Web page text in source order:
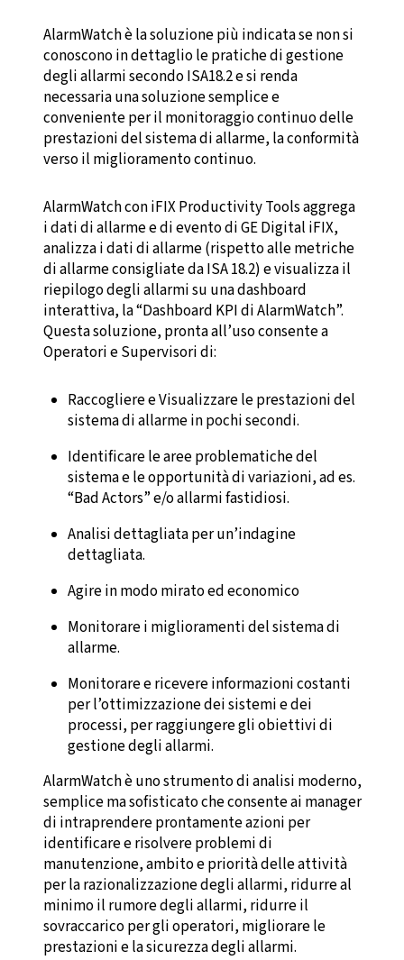
AlarmWatch è la soluzione più indicata se non si
conoscono in dettaglio le pratiche di gestione
degli allarmi secondo ISA18.2 e si renda
necessaria una soluzione semplice e
conveniente per il monitoraggio continuo delle
prestazioni del sistema di allarme, la conformità
verso il miglioramento continuo.
AlarmWatch con iFIX Productivity Tools aggrega
i dati di allarme e di evento di GE Digital iFIX,
analizza i dati di allarme (rispetto alle metriche
di allarme consigliate da ISA 18.2) e visualizza il
riepilogo degli allarmi su una dashboard
interattiva, la “Dashboard KPI di AlarmWatch”.
Questa soluzione, pronta all’uso consente a
Operatori e Supervisori di:
Raccogliere e Visualizzare le prestazioni del
sistema di allarme in pochi secondi.
Identificare le aree problematiche del
sistema e le opportunità di variazioni, ad es.
“Bad Actors” e/o allarmi fastidiosi.
Analisi dettagliata per un’indagine
dettagliata.
Agire in modo mirato ed economico
Monitorare i miglioramenti del sistema di
allarme.
Monitorare e ricevere informazioni costanti
per l’ottimizzazione dei sistemi e dei
processi, per raggiungere gli obiettivi di
gestione degli allarmi.
AlarmWatch è uno strumento di analisi moderno,
semplice ma sofisticato che consente ai manager
di intraprendere prontamente azioni per
identificare e risolvere problemi di
manutenzione, ambito e priorità delle attività
per la razionalizzazione degli allarmi, ridurre al
minimo il rumore degli allarmi, ridurre il
sovraccarico per gli operatori, migliorare le
prestazioni e la sicurezza degli allarmi.